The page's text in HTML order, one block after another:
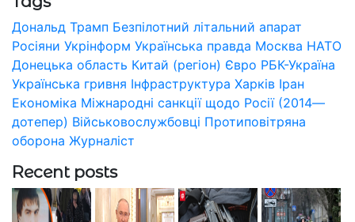
Дональд Трамп Безпілотний літальний апарат
Росіяни Укрінформ Українська правда Москва НАТО
Донецька область Китай (регіон) Євро РБК-Україна
Українська гривня Інфраструктура Харків Іран
Економіка Міжнародні санкції щодо Росії (2014—
дотепер) Військовослужбовці Протиповітряна
оборона Журналіст
Recent posts